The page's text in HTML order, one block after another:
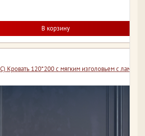
В корзину
Кровать 120*200 с мягким изголовьем с